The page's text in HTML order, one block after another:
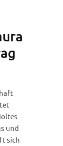
und
sich